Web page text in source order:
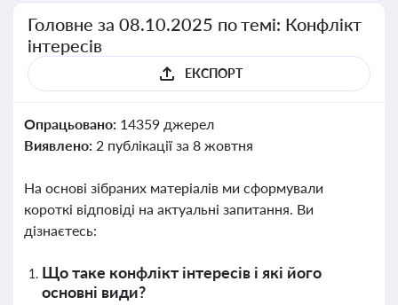
Головне за 08.10.2025 по темі: Конфлікт
інтересів
ЕКСПОРТ
Опрацьовано: 14359 джерел
Виявлено: 2 публікації за 8 жовтня
На основі зібраних матеріалів ми сформували
короткі відповіді на актуальні запитання. Ви
дізнаєтесь:
Що таке конфлікт інтересів і які його
основні види?